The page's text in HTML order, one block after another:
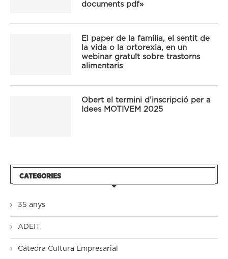
documents pdf»
El paper de la família, el sentit de
la vida o la ortorexia, en un
webinar gratuït sobre trastorns
alimentaris
Obert el termini d’inscripció per a
Idees MOTIVEM 2025
CATEGORIES
35 anys
ADEIT
Cátedra Cultura Empresarial